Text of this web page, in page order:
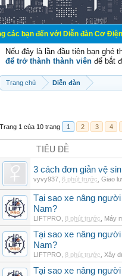
với Diễn đàn Cơ Điện - Diễn
Nếu đây là lần đầu tiên bạn ghé
để trở thành thành viên để bắt
Trang chủ Diễn đàn
Trang 1 của 10 trang 1 2 3 4
TIÊU ĐỀ
3 cách đơn giản vệ
vyvy937 6 phút trước Giao
Tại sao xe nâng
Nam?
LIFTPRO 8 phút trước Máy
Tại sao xe nâng
Nam?
LIFTPRO 8 phút trước Xây
Tại sao xe nâng